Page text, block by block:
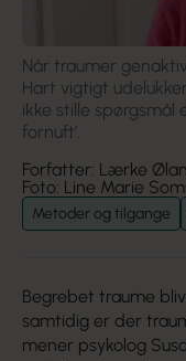
Når traumer
Hart vigtigt
ikke stille spørgsmål
fornuft’.
Forfatter: Lærke
Foto: Line Marie
Metoder og tilgange
Begrebet traume
samtidig er der
mener psykolog